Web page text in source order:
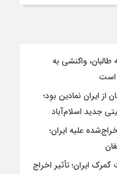
واکنشی به
است
ایران نمادین بود؛
جدید اسلام‌آباد
علیه ایران؛
ایران؛ تأثیر اخراج